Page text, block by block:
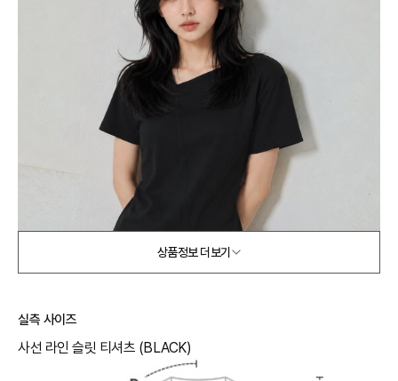
상품정보 더보기
실측 사이즈
사선 라인 슬릿 티셔츠 (BLACK)